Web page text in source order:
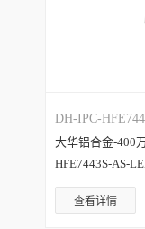
DH-IPC-
大华铝合金-400
HFE7443S-AS-
查看详情